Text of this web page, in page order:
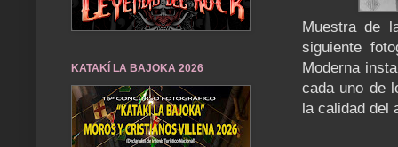
Muestra de
siguiente
Moderna
cada uno de
la calidad del
KATAKÍ LA BAJOKA 2026